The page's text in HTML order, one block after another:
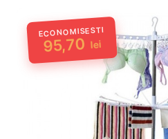
ECONOMISESTI
95,70 lei